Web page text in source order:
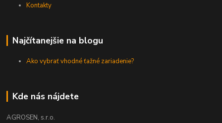
Kontakty
Najčítanejšie na blogu
Ako vybrať vhodné ťažné zariadenie?
Kde nás nájdete
AGROSEN, s.r.o.